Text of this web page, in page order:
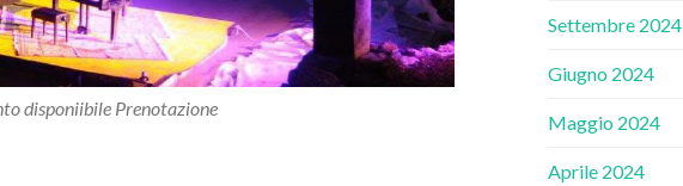
disponiibile Prenotazione
Settembre 2024
Giugno 2024
Maggio 2024
Aprile 2024